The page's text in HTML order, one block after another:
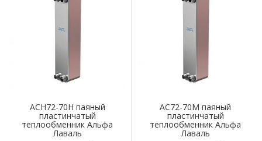
ACH72-70H паяный
пластинчатый
теплообменник Альфа
Лаваль
AC72-70M паяный
пластинчатый
теплообменник Альфа
Лаваль